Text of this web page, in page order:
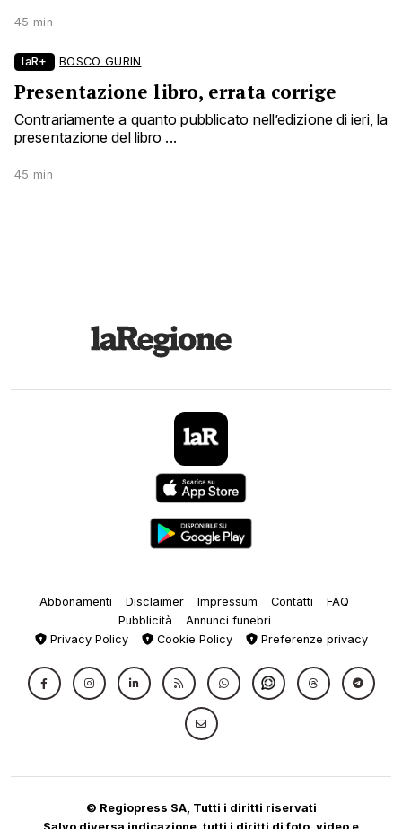
45 min
laR+ BOSCO GURIN
Presentazione libro, errata corrige
Contrariamente a quanto pubblicato nell’edizione di ieri, la
presentazione del libro ...
45 min
Abbonamenti Disclaimer Impressum Contatti
FAQ
Pubblicità
Annunci funebri
Privacy Policy
Cookie Policy Preferenze privacy
© Regiopress SA, Tutti i diritti riservati